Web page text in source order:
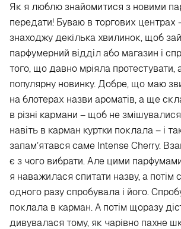
Як я люблю знайомитися з новими
передати! Буваю в торгових центрах
знаходжу декілька хвилинок, щоб
парфумерний відділ або магазин і
того, що давно мріяла протестувати,
популярну новинку. Добре, що маю
на блотерах назви ароматів, а ще
в різні кармани – щоб не
навіть в карман куртки поклала – і
запам’ятався саме Intense Cherry.
є з чого вибрати. Але цими
я наважилася спитати назву, а потім
одного разу спробувала і його.
поклала в карман. А потім щоразу
дивувалася тому, як чарівно пахне